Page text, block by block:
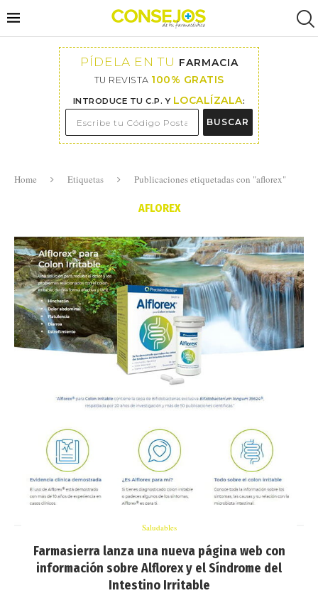
PÍDELA EN TU FARMACIA
TU REVISTA 100% GRATIS
INTRODUCE TU C.P. Y LOCALÍZALA:
BUSCAR
Home Etiquetas Publicaciones etiquetadas con "aflorex"
AFLOREX
Saludables
Farmasierra lanza una nueva página web con
información sobre Alflorex y el Síndrome del
Intestino Irritable